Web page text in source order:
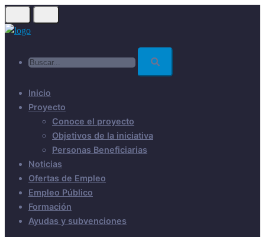
Skip
to
Inicio
Proyecto
Conoce el proyecto
Objetivos de la iniciativa
Personas Beneficiarias
Noticias
Ofertas de Empleo
Empleo Público
Formación
Ayudas y subvenciones